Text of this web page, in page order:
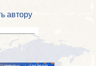
автору